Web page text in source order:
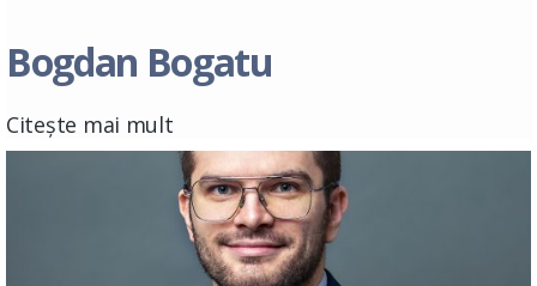
Bogdan Bogatu
Citește mai mult